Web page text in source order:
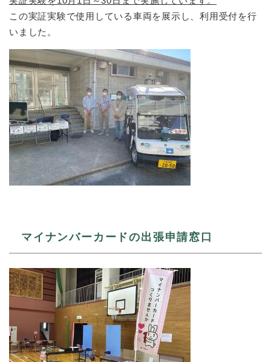
この実証実験で使用している車両を展示し、利用受付を行
いました。
マイナンバーカードの出張申請窓口